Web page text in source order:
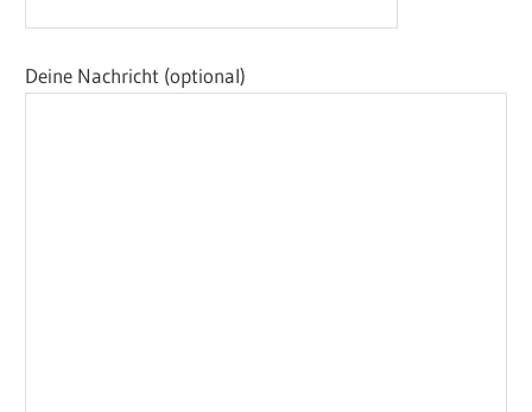
Deine Nachricht (optional)